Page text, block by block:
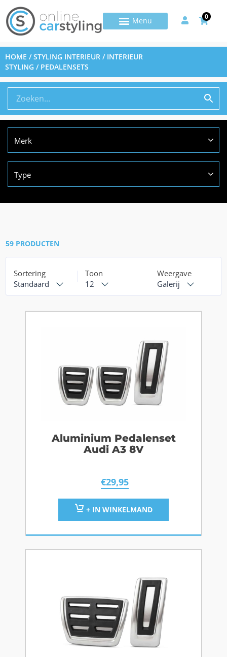
0
HOME /STYLING INTERIEUR / INTERIEUR
STYLING / PEDALENSETS
Merk
Type
59 PRODUCTEN
Sortering
Standaard
Toon
12
Weergave
Galerij
Aluminium Pedalenset
Audi A3 8V
€29,95
+ IN WINKELMAND